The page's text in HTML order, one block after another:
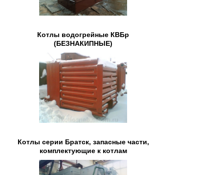
Котлы водогрейные КВБр
(БЕЗНАКИПНЫЕ)
Котлы серии Братск, запасные части,
комплектующие к котлам